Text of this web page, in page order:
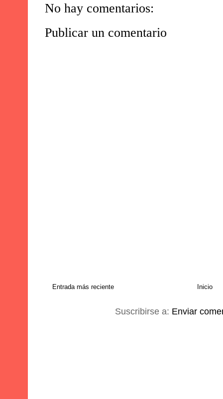
No hay comentarios:
Publicar un comentario
Entrada más reciente Inicio
Suscribirse a: Enviar